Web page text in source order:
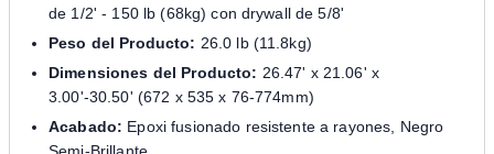
de 1/2' - 150 lb (68kg) con drywall de 5/8'
Peso del Producto: 26.0 lb (11.8kg)
Dimensiones del Producto: 26.47' x 21.06' x
3.00'-30.50' (672 x 535 x 76-774mm)
Acabado: Epoxi fusionado resistente a rayones, Negro